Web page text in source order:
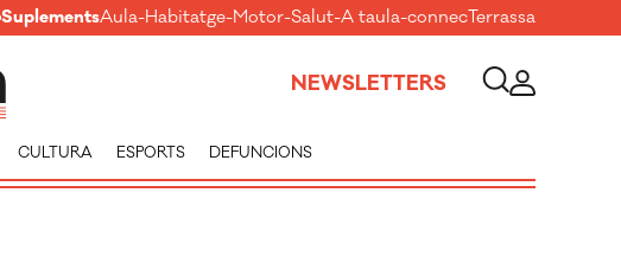
SuplementsAula-Habitatge-Motor-Salut-A taula-connecTerrassa
NEWSLETTERS
CULTURA ESPORTS DEFUNCIONS